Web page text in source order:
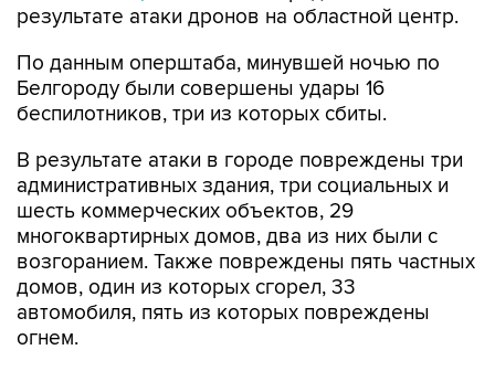
результате атаки дронов на областной центр.
По данным оперштаба, минувшей ночью по
Белгороду были совершены удары 16
беспилотников, три из которых сбиты.
В результате атаки в городе повреждены три
административных здания, три социальных и
шесть коммерческих объектов, 29
многоквартирных домов, два из них были с
возгоранием. Также повреждены пять частных
домов, один из которых сгорел, 33
автомобиля, пять из которых повреждены
огнем.